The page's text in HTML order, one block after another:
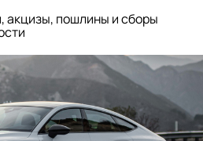
акцизы, пошлины и сборы